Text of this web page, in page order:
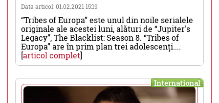
Data articol: 01.02.2021 15:19
“Tribes of Europa” este unul din noile serialele
originale ale acestei luni, alături de “Jupiter's
Legacy”, The Blacklist: Season 8. “Tribes of
Europa” are în prim plan trei adolescenți....
[articol complet]
International